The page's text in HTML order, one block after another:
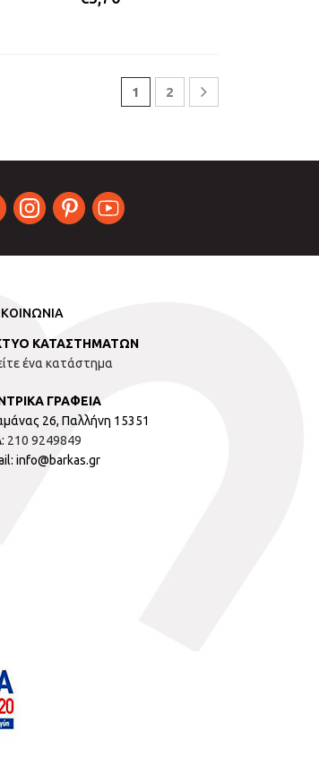
1 2
ΚΑΤΑΣΤΗΜΑΤΩΝ
ένα κατάστημα
ΓΡΑΦΕΙΑ
26, Παλλήνη 15351
210 9249849
info@barkas.gr